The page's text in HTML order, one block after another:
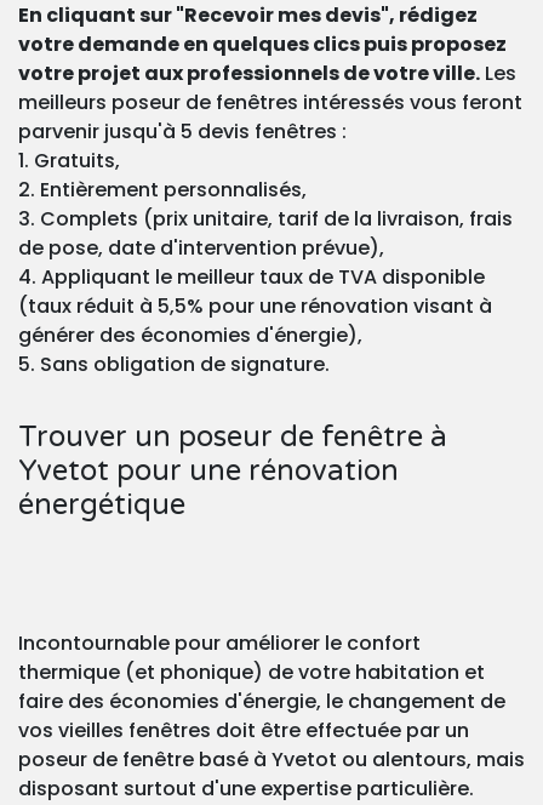
En cliquant sur "Recevoir mes devis", rédigez
votre demande en quelques clics puis proposez
votre projet aux professionnels de votre ville. Les
meilleurs poseur de fenêtres intéressés vous feront
parvenir jusqu'à 5 devis fenêtres :
1. Gratuits,
2. Entièrement personnalisés,
3. Complets (prix unitaire, tarif de la livraison, frais
de pose, date d'intervention prévue),
4. Appliquant le meilleur taux de TVA disponible
(taux réduit à 5,5% pour une rénovation visant à
générer des économies d'énergie),
5. Sans obligation de signature.
Trouver un poseur de fenêtre à
Yvetot pour une rénovation
énergétique
Incontournable pour améliorer le confort
thermique (et phonique) de votre habitation et
faire des économies d'énergie, le changement de
vos vieilles fenêtres doit être effectuée par un
poseur de fenêtre basé à Yvetot ou alentours, mais
disposant surtout d'une expertise particulière.